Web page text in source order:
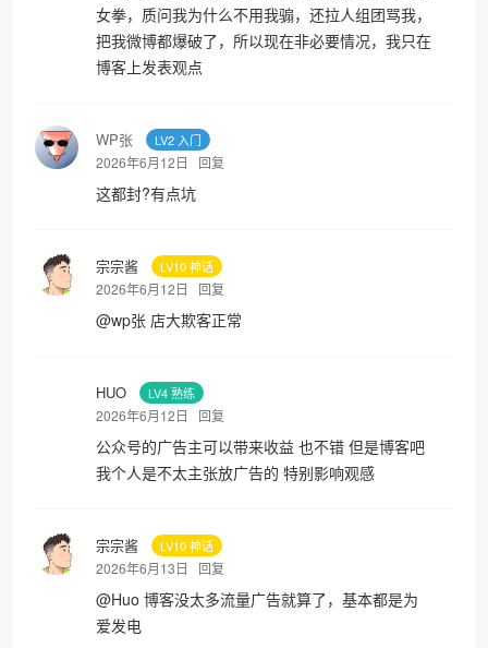
女拳，质问我为什么不用我骟，还拉人组团骂我，
把我微博都爆破了，所以现在非必要情况，我只在
博客上发表观点
WP张 LV2 入门
2026年6月12日 回复
这都封?有点坑
宗宗酱 LV10 神话
2026年6月12日 回复
@wp张 店大欺客正常
HUO LV4 熟练
2026年6月12日 回复
公众号的广告主可以带来收益 也不错 但是博客吧
我个人是不太主张放广告的 特别影响观感
宗宗酱 LV10 神话
2026年6月13日 回复
@Huo 博客没太多流量广告就算了，基本都是为
爱发电